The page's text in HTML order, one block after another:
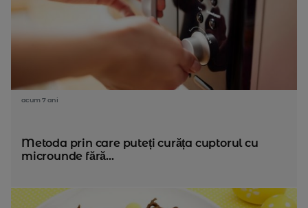
acum 7 ani
Metoda prin care puteți curăța cuptorul cu
microunde fără...